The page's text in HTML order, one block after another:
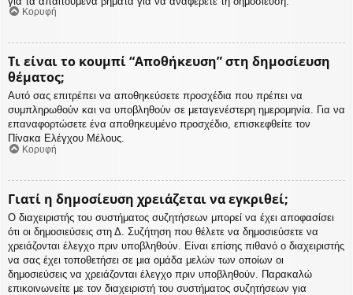
Κορυφή
Τι είναι το κουμπί “Αποθήκευση” στη δημοσίευση
θέματος;
Αυτό σας επιτρέπει να αποθηκεύσετε προσχέδια που πρέπει να
συμπληρωθούν και να υποβληθούν σε μεταγενέστερη ημερομηνία. Για να
επαναφορτώσετε ένα αποθηκευμένο προσχέδιο, επισκεφθείτε τον
Πίνακα Ελέγχου Μέλους.
Κορυφή
Γιατί η δημοσίευση χρειάζεται να εγκριθεί;
Ο διαχειριστής του συστήματος συζητήσεων μπορεί να έχει αποφασίσει
ότι οι δημοσιεύσεις στη Δ. Συζήτηση που θέλετε να δημοσιεύσετε να
χρειάζονται έλεγχο πριν υποβληθούν. Είναι επίσης πιθανό ο διαχειριστής
να σας έχει τοποθετήσει σε μια ομάδα μελών των οποίων οι
δημοσιεύσεις να χρειάζονται έλεγχο πριν υποβληθούν. Παρακαλώ
επικοινωνείτε με τον διαχειριστή του συστήματος συζητήσεων για